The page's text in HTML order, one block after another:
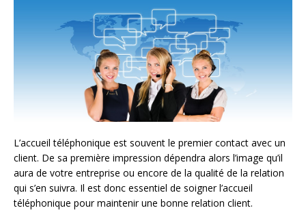
L’accueil téléphonique est souvent le premier contact avec un
client. De sa première impression dépendra alors l’image qu’il
aura de votre entreprise ou encore de la qualité de la relation
qui s’en suivra. Il est donc essentiel de soigner l’accueil
téléphonique pour maintenir une bonne relation client.